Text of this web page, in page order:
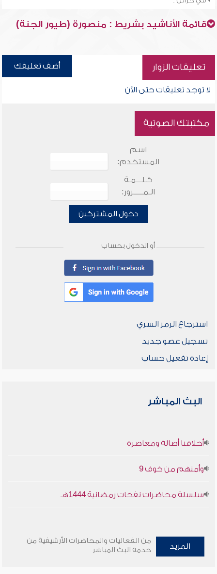
قائمة الأناشيد بشريط : منصورة (طيور الجنة)
تعليقات الزوار أضف تعليقك
لا توجد تعليقات حتى الآن
مكتبتك الصوتية
اسم
المستخدم:
كـلـــمـة
الـمـــــرور:
دخول المشتركين
أو الدخول بحساب
استرجاع الرمز السري
تسجيل عضو جديد
إعادة تفعيل حساب
البث المباشر
أخلاقنا أصالة ومعاصرة
وأمنهم من خوف 9
سلسلة محاضرات نفحات رمضانية 1444هـ
المزيد
من الفعاليات والمحاضرات الأرشيفية من
خدمة البث المباشر